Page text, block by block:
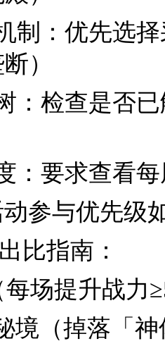
制：优先选
）
：检查是否
：要求查看
参与优先级
比指南：
场提升战力
境（掉落「